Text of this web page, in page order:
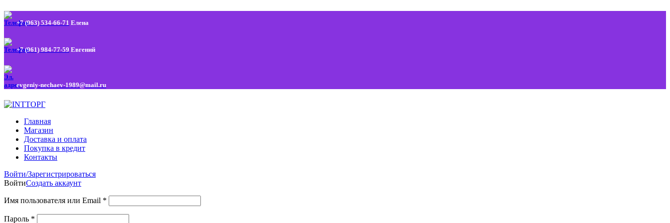
+7 (963) 534-66-71 Елена
+7 (961) 984-77-59 Евгений
evgeniy-nechaev-1989@mail.ru
Главная
Магазин
Доставка и оплата
Покупка в кредит
Контакты
Войти/Зарегистрироваться
ВойтиСоздать аккаунт
Имя пользователя или Email *
Пароль *